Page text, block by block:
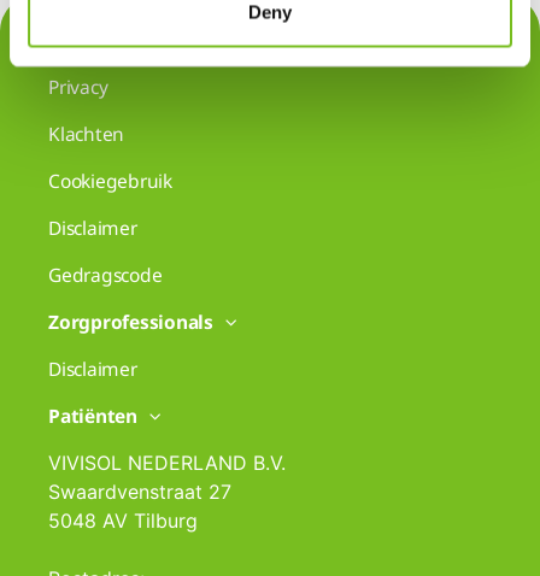
Deny
Contact
Privacy
Klachten
Cookiegebruik
Disclaimer
Gedragscode
Zorgprofessionals
Disclaimer
Patiënten
VIVISOL NEDERLAND B.V.
Swaardvenstraat 27
5048 AV Tilburg